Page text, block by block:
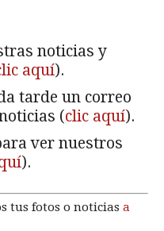
noticias y
aquí).
tarde un correo
(clic aquí).
ver nuestros
).
tus fotos o noticias a